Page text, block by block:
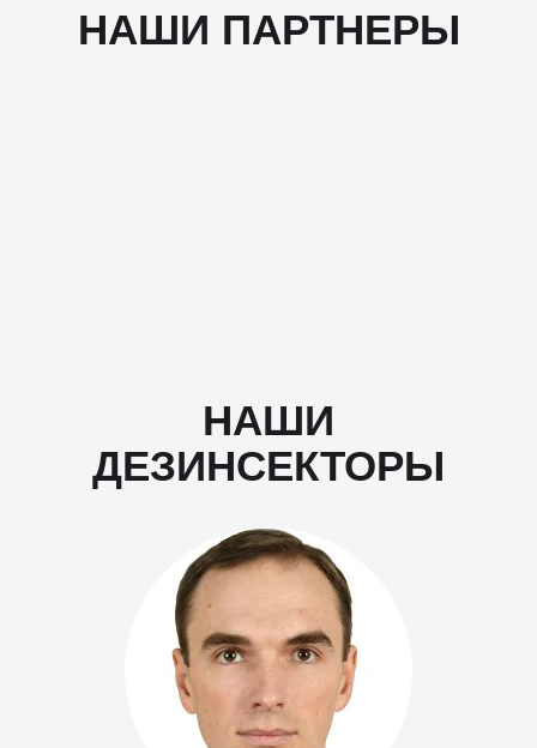
НАШИ ПАРТНЕРЫ
НАШИ
ДЕЗИНСЕКТОРЫ